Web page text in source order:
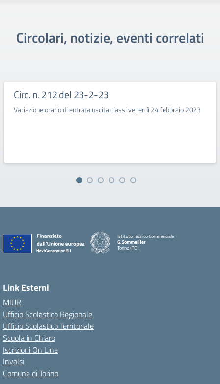
Circolari, notizie, eventi correlati
Circ. n. 212 del 23-2-23
Variazione orario di entrata uscita classi venerdì 24 febbraio 2023
Istituto Tecnico Commerciale
G.Sommeiller
Torino (TO)
Link Esterni
MIUR
Ufficio Scolastico Regionale
Ufficio Scolastico Territoriale
Scuola in Chiaro
Iscrizioni On Line
Invalsi
Comune di Torino